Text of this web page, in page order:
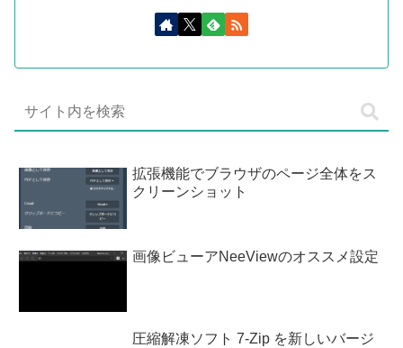
拡張機能でブラウザのページ全体をス
クリーンショット
画像ビューアNeeViewのオススメ設定
圧縮解凍ソフト 7-Zip を新しいバージ